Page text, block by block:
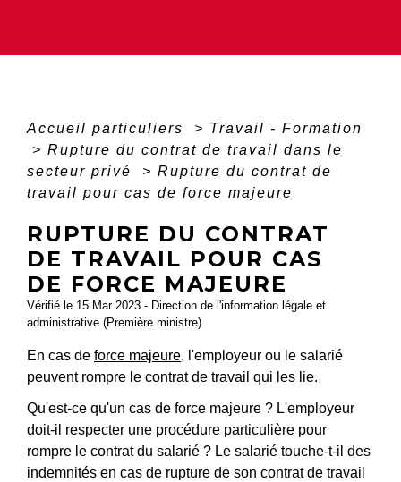
Accueil particuliers > Travail - Formation
> Rupture du contrat de travail dans le
secteur privé
> Rupture du contrat de
travail pour cas de force majeure
RUPTURE DU CONTRAT
DE TRAVAIL POUR CAS
DE FORCE MAJEURE
Vérifié le 15 Mar 2023 - Direction de l'information légale et
administrative (Première ministre)
En cas de force majeure, l'employeur ou le salarié
peuvent rompre le contrat de travail qui les lie.
Qu'est-ce qu'un cas de force majeure ? L'employeur
doit-il respecter une procédure particulière pour
rompre le contrat du salarié ? Le salarié touche-t-il des
indemnités en cas de rupture de son contrat de travail